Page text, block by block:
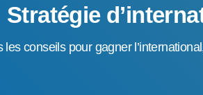
Stratégie
conseils pour gagner